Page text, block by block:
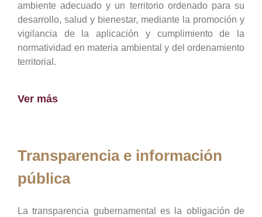
ambiente adecuado y un territorio ordenado para su
desarrollo, salud y bienestar, mediante la promoción y
vigilancia de la aplicación y cumplimiento de la
normatividad en materia ambiental y del ordenamiento
territorial.
Ver más
Transparencia e información
pública
La transparencia gubernamental es la obligación de